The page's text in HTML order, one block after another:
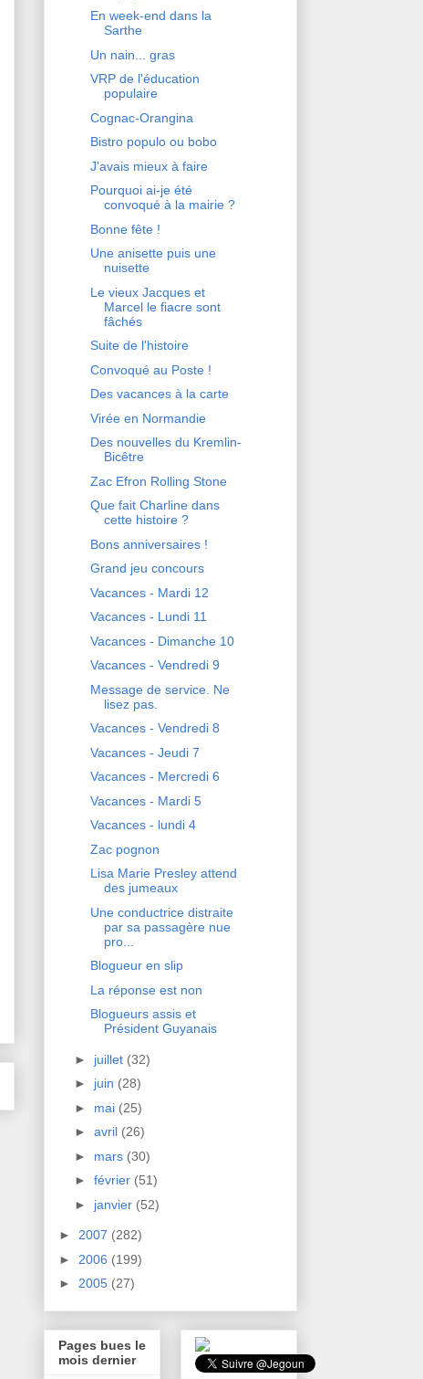
En week-end dans la
Sarthe
Un nain... gras
VRP de l'éducation
populaire
Cognac-Orangina
Bistro populo ou bobo
J'avais mieux à faire
Pourquoi ai-je été
convoqué à la mairie ?
Bonne fête !
Une anisette puis une
nuisette
Le vieux Jacques et
Marcel le fiacre sont
fâchés
Suite de l'histoire
Convoqué au Poste !
Des vacances à la carte
Virée en Normandie
Des nouvelles du Kremlin-
Bicêtre
Zac Efron Rolling Stone
Que fait Charline dans
cette histoire ?
Bons anniversaires !
Grand jeu concours
Vacances - Mardi 12
Vacances - Lundi 11
Vacances - Dimanche 10
Vacances - Vendredi 9
Message de service. Ne
lisez pas.
Vacances - Vendredi 8
Vacances - Jeudi 7
Vacances - Mercredi 6
Vacances - Mardi 5
Vacances - lundi 4
Zac pognon
Lisa Marie Presley attend
des jumeaux
Une conductrice distraite
par sa passagère nue
pro...
Blogueur en slip
La réponse est non
Blogueurs assis et
Président Guyanais
► juillet (32)
► juin (28)
► mai (25)
► avril (26)
► mars (30)
► février (51)
► janvier (52)
► 2007 (282)
► 2006 (199)
► 2005 (27)
Pages bues le
mois dernier